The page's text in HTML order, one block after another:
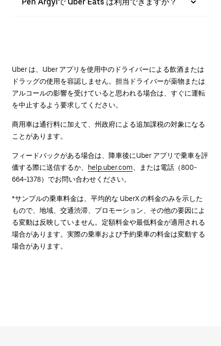
Uber は、Uber アプリを使用中のドライバーによる飲酒または
ドラッグの使用を容認しません。担当ドライバーが薬物または
アルコールの影響を受けていると思われる場合は、すぐに運転
を中止するよう要求してください。
商用車は通行料に加えて、州政府による追加課税の対象になる
ことがあります。
フィードバックがある場合は、降車後に⁠Uber アプリで乗車を評
価する際に送信するか、
help.uber.com 、または電話（800-
664-1378）でお問い合わせください。
*サンプルの乗車料金は、平均的な UberX の料金のみを示した
もので、地域、交通渋滞、プロモーション、その他の要因によ
る変動は反映していません。定額料金や最低料金が適用される
場合があります。実際の乗車および予約乗車の料金は変動する
場合があります。